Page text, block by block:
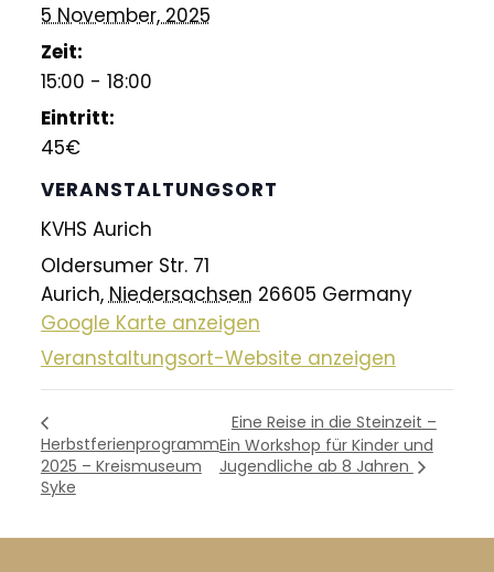
5 November, 2025
Zeit:
15:00 - 18:00
Eintritt:
45€
VERANSTALTUNGSORT
KVHS Aurich
Oldersumer Str. 71
Aurich, Niedersachsen 26605 Germany
Google Karte anzeigen
Veranstaltungsort-Website anzeigen
Herbstferienprogramm
2025 – Kreismuseum
Syke
Eine Reise in die Steinzeit –
Ein Workshop für Kinder und
Jugendliche ab 8 Jahren